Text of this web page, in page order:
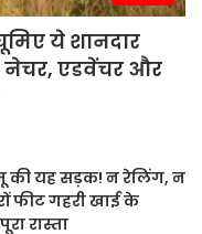
ये शानदार
नेचर, एडवेंचर और
की यह सड़क! न रेलिंग, न
फीट गहरी खाई के
रास्ता